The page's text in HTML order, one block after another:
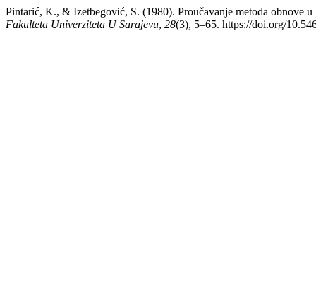
Pintarić, K., & Izetbegović, S. (1980). Proučavanje metoda obnove
Fakulteta Univerziteta U Sarajevu, 28(3), 5–65. https://doi.org/